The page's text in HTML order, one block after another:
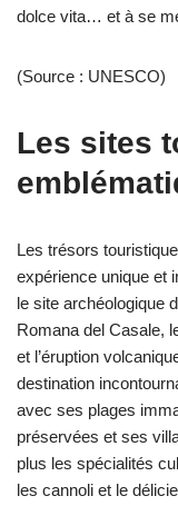
dolce vita… et à se
(Source : UNESCO)
Les sites
Les trésors
expérience unique et
le site archéologique
Romana del Casale,
et l’éruption
destination
avec ses plages
préservées et ses
plus les spécialités
les cannoli et le